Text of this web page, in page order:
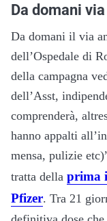
Da domani
Da domani il via
dell’Ospedale di
della campagna
dell’Asst,
comprenderà,
hanno appalti
mensa, pulizie
tratta della prima
Pfizer. Tra 21